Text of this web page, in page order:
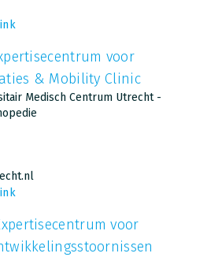
voor
& Mobility Clinic
Medisch Centrum Utrecht -
voor